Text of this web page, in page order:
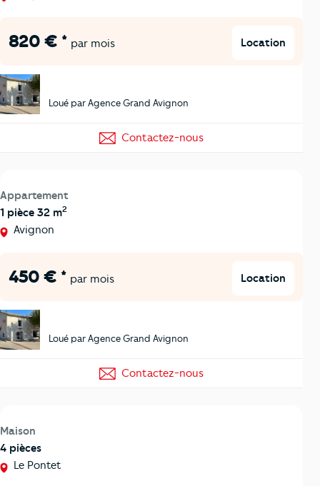
820 € * par mois Location
Loué par Agence Grand Avignon
Contactez-nous
Appartement
1 pièce 32 m2
Avignon
450 € * par mois Location
Loué par Agence Grand Avignon
Contactez-nous
Maison
4 pièces
Le Pontet